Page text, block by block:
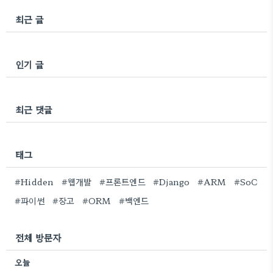
최근 글
인기 글
최근 댓글
태그
#Hidden #웹개발 #프론트엔드 #Django #ARM
#SoC
#파이썬
#장고 #ORM #백엔드
전체 방문자
오늘